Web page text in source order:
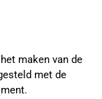
maken van de
met de